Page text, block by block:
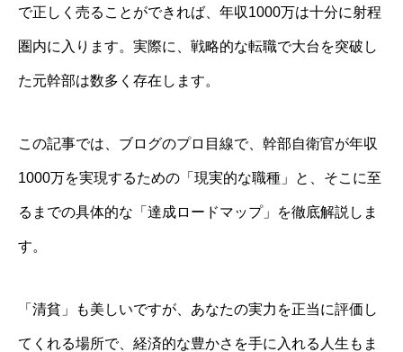
で正しく売ることができれば、年収1000万は十分に射程
圏内に入ります。実際に、戦略的な転職で大台を突破し
た元幹部は数多く存在します。
この記事では、ブログのプロ目線で、幹部自衛官が年収
1000万を実現するための「現実的な職種」と、そこに至
るまでの具体的な「達成ロードマップ」を徹底解説しま
す。
「清貧」も美しいですが、あなたの実力を正当に評価し
てくれる場所で、経済的な豊かさを手に入れる人生もま